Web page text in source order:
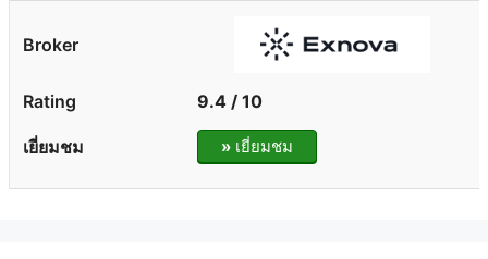
9.4 / 10
»เยี่ยมชม